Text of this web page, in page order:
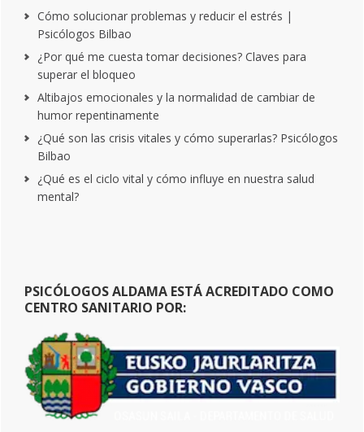
Cómo solucionar problemas y reducir el estrés |
Psicólogos Bilbao
¿Por qué me cuesta tomar decisiones? Claves para
superar el bloqueo
Altibajos emocionales y la normalidad de cambiar de
humor repentinamente
¿Qué son las crisis vitales y cómo superarlas? Psicólogos
Bilbao
¿Qué es el ciclo vital y cómo influye en nuestra salud
mental?
PSICÓLOGOS ALDAMA ESTÁ ACREDITADO COMO
CENTRO SANITARIO POR: